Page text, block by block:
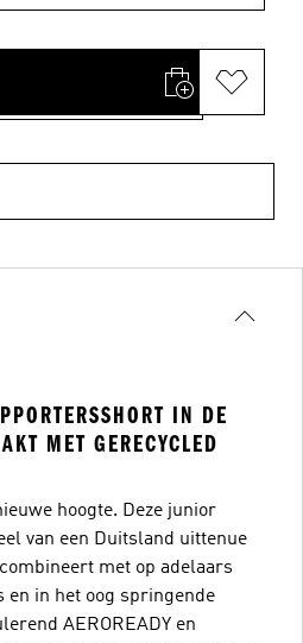
IN DE
MET GERECYCLED
hoogte. Deze junior
van een Duitsland uittenue
met op adelaars
in het oog springende
AEROREADY en